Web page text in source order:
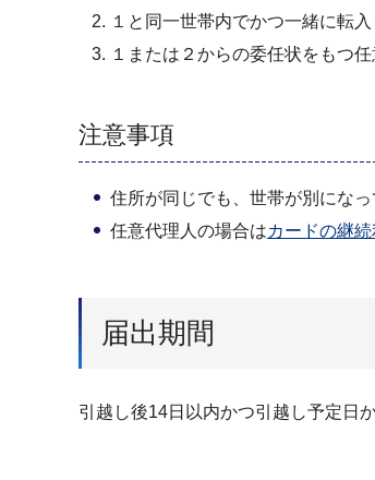
１と同一世帯内でかつ一緒に転入
１または２からの委任状をもつ任
注意事項
住所が同じでも、世帯が別にな
任意代理人の場合はカードの継
届出期間
引越し後14日以内かつ引越し予定日